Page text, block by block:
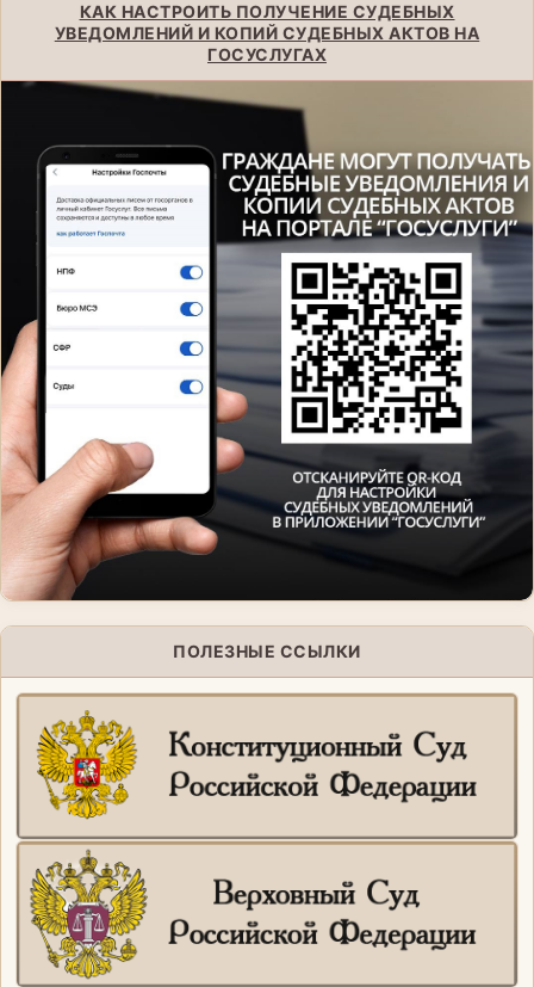
КАК НАСТРОИТЬ ПОЛУЧЕНИЕ СУДЕБНЫХ
УВЕДОМЛЕНИЙ И КОПИЙ СУДЕБНЫХ АКТОВ НА
ГОСУСЛУГАХ
ПОЛЕЗНЫЕ ССЫЛКИ